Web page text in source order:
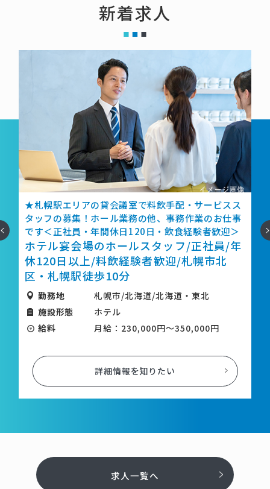
新着求人
幌駅エリアの貸会議室で料飲手配・サービスス
フの募集！ホール業務の他、事務作業のお仕事
＜正社員・年間休日120日・飲食経験者歓迎＞
ル宴会場のホールスタッフ/正社員/年
日以上/料飲経験者歓迎/札幌市北
札幌駅徒歩10分
勤務地
札幌市/北海道/北海道・東北
施設形態
ホテル
月給：230,000円～350,000円
詳細情報を知りたい
★ホテル
する安定
した環境
ビジネ
次
求人一覧へ